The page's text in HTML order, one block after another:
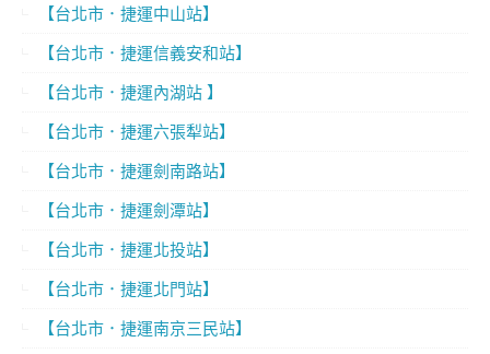
【台北市．捷運中山站】
【台北市．捷運信義安和站】
【台北市．捷運內湖站 】
【台北市．捷運六張犁站】
【台北市．捷運劍南路站】
【台北市．捷運劍潭站】
【台北市．捷運北投站】
【台北市．捷運北門站】
【台北市．捷運南京三民站】